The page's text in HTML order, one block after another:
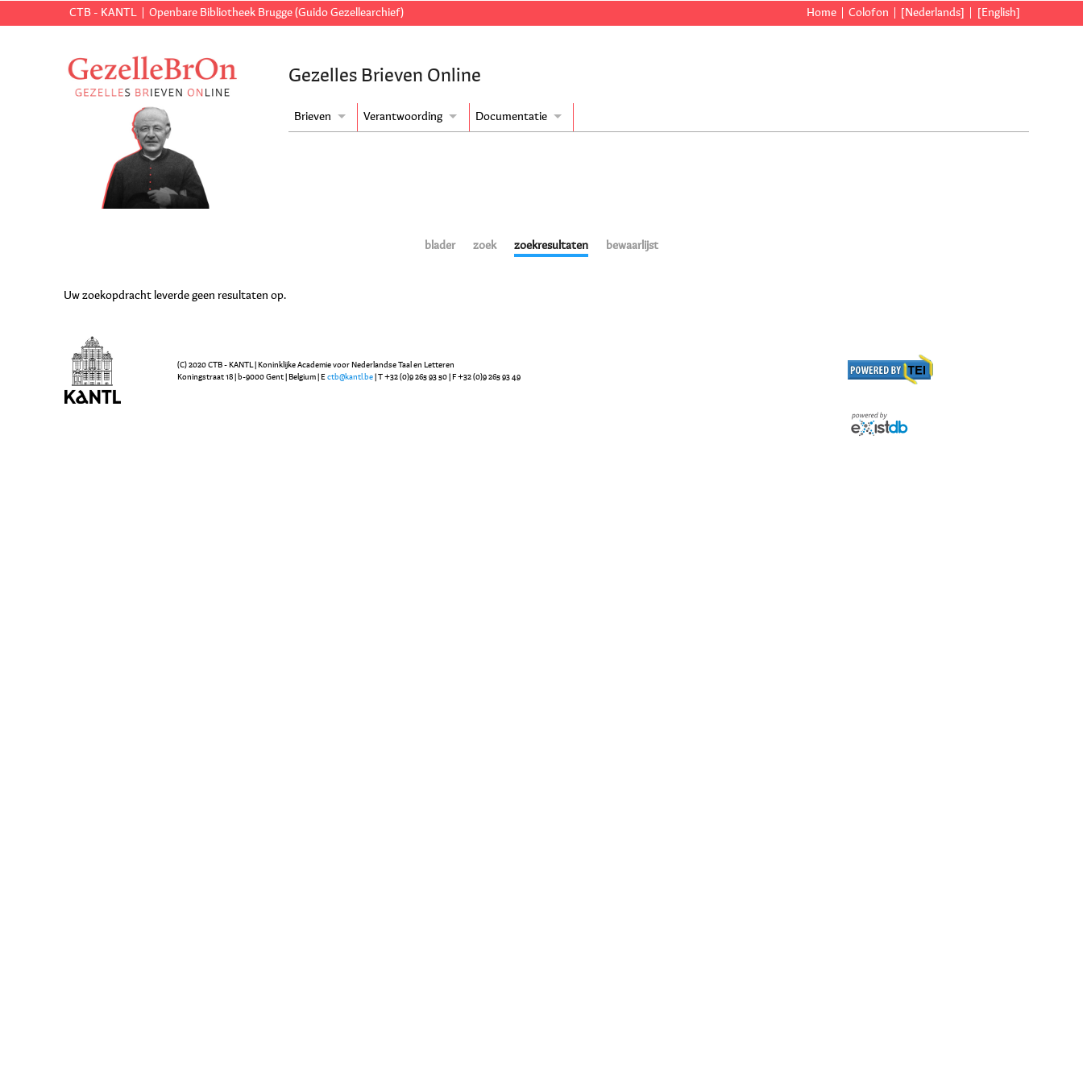
CTB - KANTL Openbare Bibliotheek Brugge (Guido Gezellearchief) Home Colofon [Nederlands] [English]
Gezelles Brieven Online
Brieven Verantwoording Documentatie
blader zoek zoekresultaten bewaarlijst
Uw zoekopdracht leverde geen resultaten op.
(C) 2020 CTB - KANTL | Koninklijke Academie voor Nederlandse Taal en Letteren
Koningstraat 18 | b-9000 Gent | Belgium | Ectb@kantl.be | T +32 (0)9 265 93 50 | F +32 (0)9 265 93 49